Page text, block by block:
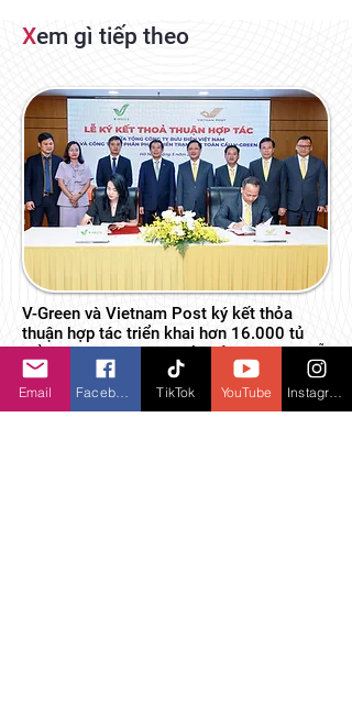
Xem gì tiếp theo
V-Green và Vietnam Post ký kết thỏa
thuận hợp tác triển khai hơn 16.000 tủ
đổi pin xe máy điện và khoảng 2.000 chỗ
đỗ xe tích hợp trụ sạc ô tô điện
Email TikTok YouTube